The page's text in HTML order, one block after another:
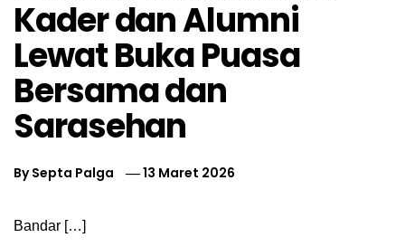
Kader dan Alumni
Lewat Buka Puasa
Bersama dan
Sarasehan
BySepta Palga 13 Maret 2026
Bandar […]